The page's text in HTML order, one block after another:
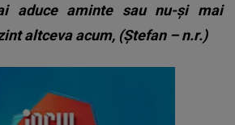
aduce aminte sau nu-şi mai
altceva acum, (Ștefan – n.r.)